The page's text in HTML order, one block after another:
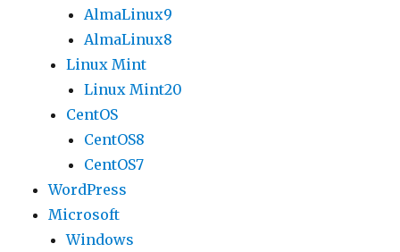
AlmaLinux9
AlmaLinux8
Linux Mint
Linux Mint20
CentOS
CentOS8
CentOS7
WordPress
Microsoft
Windows